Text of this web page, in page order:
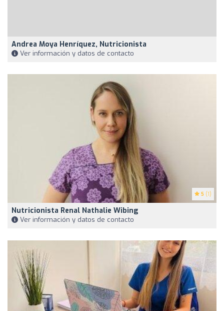
Andrea Moya Henríquez, Nutricionista
Ver información y datos de contacto
5 (1)
Nutricionista Renal Nathalie Wibing
Ver información y datos de contacto